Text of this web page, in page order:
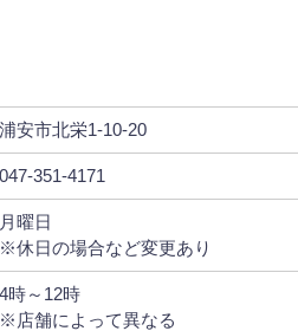
浦安市北栄1-10-20
047-351-4171
月曜日
※休日の場合など変更あり
4時～12時
※店舗によって異なる